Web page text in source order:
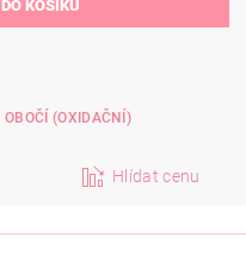
OBOČÍ (OXIDAČNÍ)
Hlídat cenu